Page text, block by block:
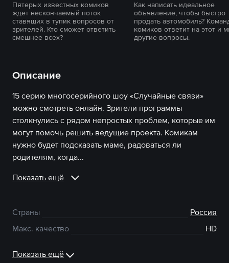
Пятерых известных комиков
ждет нескончаемый поток
ставящих в тупик вопросов от
зрителей. Кто сможет ответить
смешнее всех?
Как написать идеальное
объявление, чтобы быстро
продать автомобиль?
комиков ответит на этот и
другие вопросы.
Описание
15 серию многосерийного шоу «Случайные связи»
можно смотреть онлайн. Зрители программы
столкнулись с рядом непростых проблем, которые им
могут помочь решить ведущие проекта. Комикам
нужно будет подсказать маме, радоваться ли
родителям, когда...
Показать ещё
Страны
Россия
Макс. качество
HD
Показать ещё